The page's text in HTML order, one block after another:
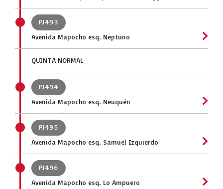
PJ493
Avenida Mapocho esq. Neptuno
QUINTA NORMAL
PJ494
Avenida Mapocho esq. Neuquén
PJ495
Avenida Mapocho esq. Samuel Izquierdo
PJ496
Avenida Mapocho esq. Lo Ampuero